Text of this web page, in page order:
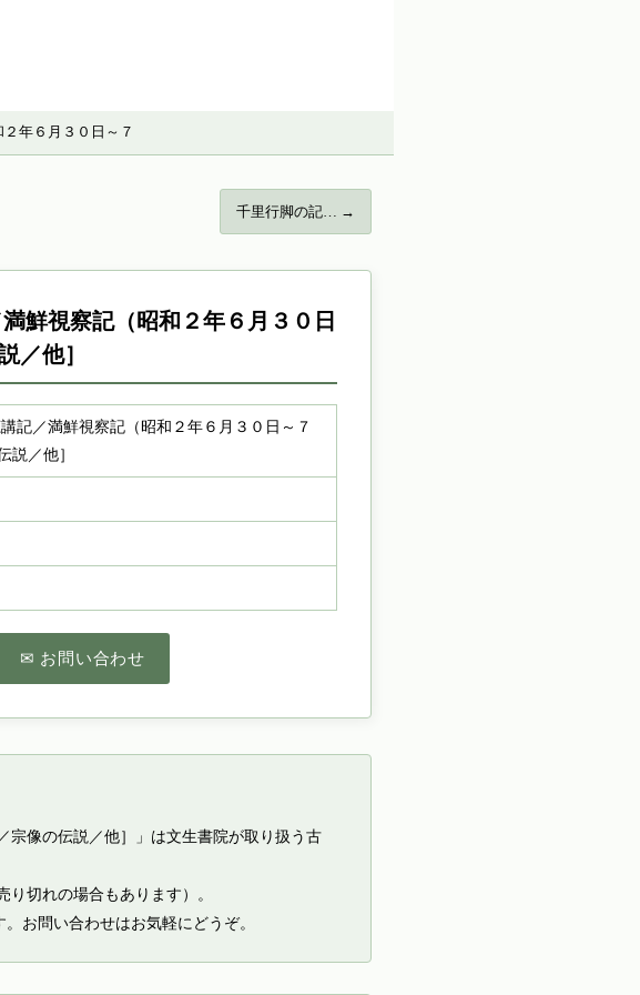
年６月３０日～７
千里行脚の記… →
鮮視察記（昭和２年６月３０日
／他］
記／満鮮視察記（昭和２年６月３０日～７
説／他］
✉ お問い合わせ
宗像の伝説／他］」は文生書院が取り扱う古
切れの場合もあります）。
お問い合わせはお気軽にどうぞ。